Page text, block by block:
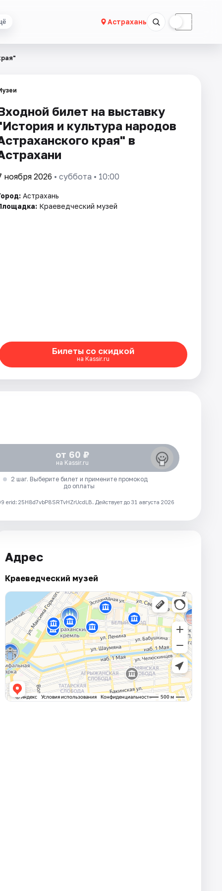
Астрахань ☾
билет на выставку
и культура народов
края" в
ноября 2026 • суббота • 10:00
Астрахань
Краеведческий музей
Билеты со скидкой
на Kassir.ru
от 60 ₽
на Kassir.ru
2 шаг. Выберите билет и примените промокод
до оплаты
25H8d7vbP8SRTvHZrUcdLB. Действует до 31 августа 2026
Адрес
Краеведческий музей